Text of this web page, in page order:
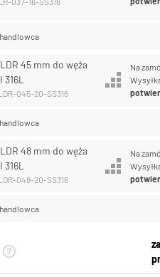
45 mm do węża
045-20-SS316
Na
48 mm do węża
048-20-SS316
Na